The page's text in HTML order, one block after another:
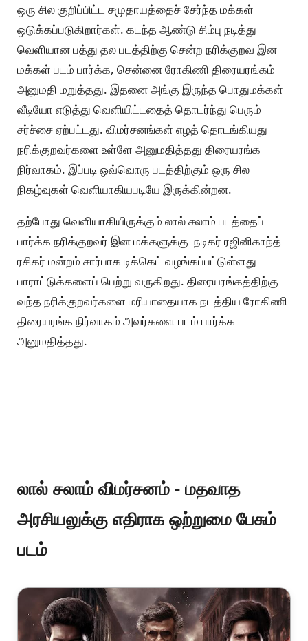
ஒரு சில குறிப்பிட்ட சமுதாயத்தைச் சேர்ந்த மக்கள்
ஒடுக்கப்படுகிறார்கள். கடந்த ஆண்டு சிம்பு நடித்து
வெளியான பத்து தல படத்திற்கு சென்ற நரிக்குறவ இன
மக்கள் படம் பார்க்க, சென்னை ரோகிணி திரையரங்கம்
அனுமதி மறுத்தது. இதனை அங்கு இருந்த பொதுமக்கள்
வீடியோ எடுத்து வெளியிட்டதைத் தொடர்ந்து பெரும்
சர்ச்சை ஏற்பட்டது. விமர்சனங்கள் எழத் தொடங்கியது
நரிக்குறவர்களை உள்ளே அனுமதித்தது திரையரங்க
நிர்வாகம். இப்படி ஒவ்வொரு படத்திற்கும் ஒரு சில
நிகழ்வுகள் வெளியாகியபடியே இருக்கின்றன.
தற்போது வெளியாகியிருக்கும் லால் சலாம் படத்தைப்
பார்க்க நரிக்குறவர் இன மக்களுக்கு நடிகர் ரஜினிகாந்த்
ரசிகர் மன்றம் சார்பாக டிக்கெட் வழங்கப்பட்டுள்ளது
பாராட்டுக்களைப் பெற்று வருகிறது. திரையரங்கத்திற்கு
வந்த நரிக்குறவர்களை மரியாதையாக நடத்திய ரோகிணி
திரையரங்க நிர்வாகம் அவர்களை படம் பார்க்க
அனுமதித்தது.
லால் சலாம் விமர்சனம் - மதவாத
அரசியலுக்கு எதிராக ஒற்றுமை பேசும்
படம்